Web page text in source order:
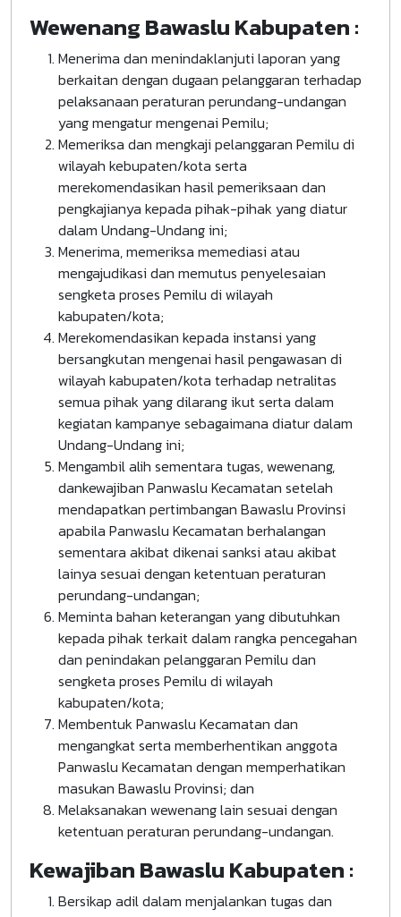
Wewenang Bawaslu Kabupaten :
Menerima dan menindaklanjuti laporan yang
berkaitan dengan dugaan pelanggaran terhadap
pelaksanaan peraturan perundang-undangan
yang mengatur mengenai Pemilu;
Memeriksa dan mengkaji pelanggaran Pemilu di
wilayah kebupaten/kota serta
merekomendasikan hasil pemeriksaan dan
pengkajianya kepada pihak-pihak yang diatur
dalam Undang-Undang ini;
Menerima, memeriksa memediasi atau
mengajudikasi dan memutus penyelesaian
sengketa proses Pemilu di wilayah
kabupaten/kota;
Merekomendasikan kepada instansi yang
bersangkutan mengenai hasil pengawasan di
wilayah kabupaten/kota terhadap netralitas
semua pihak yang dilarang ikut serta dalam
kegiatan kampanye sebagaimana diatur dalam
Undang-Undang ini;
Mengambil alih sementara tugas, wewenang,
dankewajiban Panwaslu Kecamatan setelah
mendapatkan pertimbangan Bawaslu Provinsi
apabila Panwaslu Kecamatan berhalangan
sementara akibat dikenai sanksi atau akibat
lainya sesuai dengan ketentuan peraturan
perundang-undangan;
Meminta bahan keterangan yang dibutuhkan
kepada pihak terkait dalam rangka pencegahan
dan penindakan pelanggaran Pemilu dan
sengketa proses Pemilu di wilayah
kabupaten/kota;
Membentuk Panwaslu Kecamatan dan
mengangkat serta memberhentikan anggota
Panwaslu Kecamatan dengan memperhatikan
masukan Bawaslu Provinsi; dan
Melaksanakan wewenang lain sesuai dengan
ketentuan peraturan perundang-undangan.
Kewajiban Bawaslu Kabupaten :
Bersikap adil dalam menjalankan tugas dan